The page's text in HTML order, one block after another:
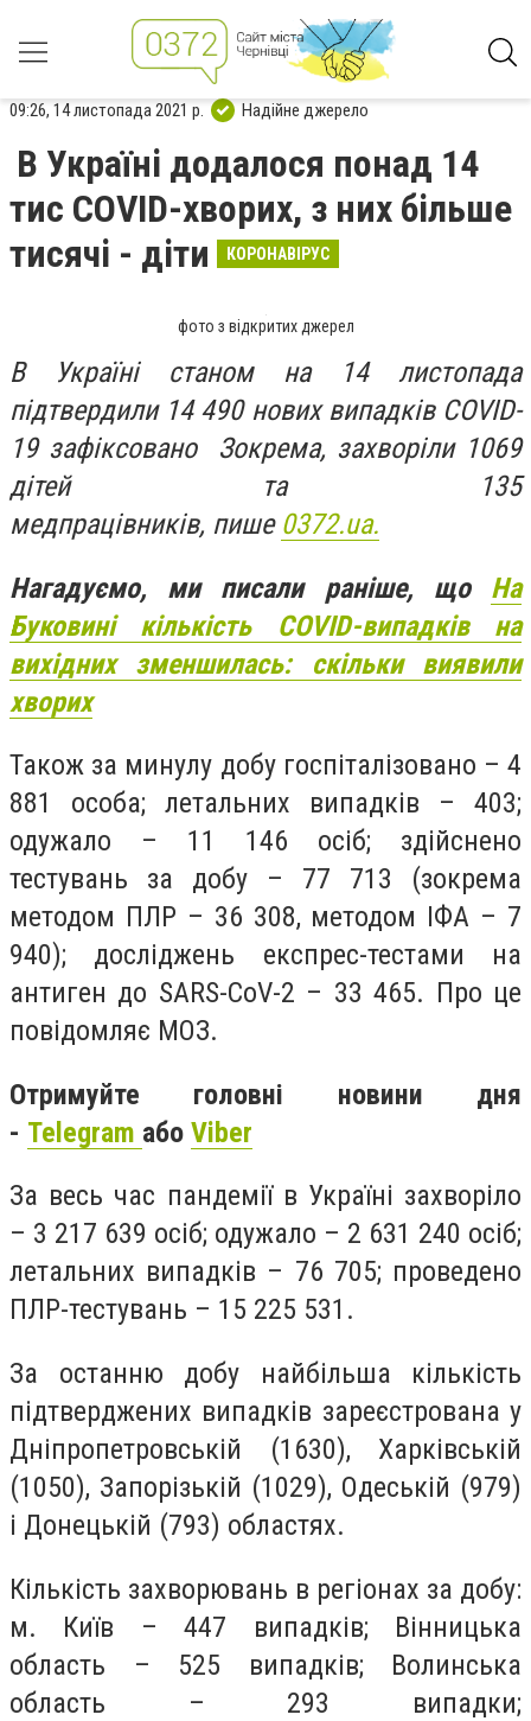
09:26, 14 листопада 2021 р. Надійне джерело
В Україні додалося понад 14
тис COVID-хворих, з них більше
тисячі - діти
КОРОНАВІРУС
фото з відкритих джерел
​​В Україні станом на 14 листопада
підтвердили 14 490 нових випадків COVID-
19 зафіксовано Зокрема, захворіли 1069
дітей та 135
медпрацівників, пише 0372.ua.
Нагадуємо, ми писали раніше, що На
Буковині кількість COVID-випадків на
вихідних зменшилась: скільки виявили
хворих
Також за минулу добу госпіталізовано – 4
881 особа; летальних випадків – 403;
одужало – 11 146 осіб; здійснено
тестувань за добу – 77 713 (зокрема
методом ПЛР – 36 308, методом ІФА – 7
940); досліджень експрес-тестами на
антиген до SARS-CoV-2 – 33 465. Про це
повідомляє МОЗ.
Отримуйте головні новини дня
- Telegram або Viber
За весь час пандемії в Україні захворіло
– 3 217 639 осіб; одужало – 2 631 240 осіб;
летальних випадків – 76 705; проведено
ПЛР-тестувань – 15 225 531.
За останню добу найбільша кількість
підтверджених випадків зареєстрована у
Дніпропетровській (1630), Харківській
(1050), Запорізькій (1029), Одеській (979)
і Донецькій (793) областях.
Кількість захворювань в регіонах за добу:
м. Київ – 447 випадків; Вінницька
область – 525 випадків; Волинська
область – 293 випадки;